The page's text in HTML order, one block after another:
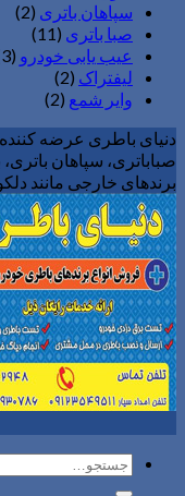
سپاهان باتری (2)
صبا باتری (11)
عیب یابی خودرو (3)
لیفتراک (2)
وایر شمع (2)
دنیای باطری عرضه کننده
صباباتری، سپاهان باتری،
برندهای خارجی مانند
جستجو
برای: